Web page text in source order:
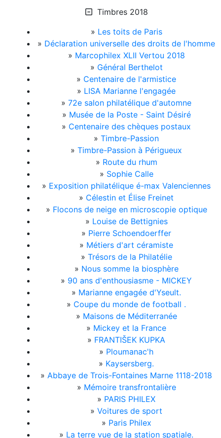
Timbres 2018
» Les toits de Paris
» Déclaration universelle des droits de l'homme
» Marcophilex XLII Vertou 2018
» Général Berthelot
» Centenaire de l'armistice
» LISA Marianne l'engagée
» 72e salon philatélique d'automne
» Musée de la Poste - Saint Désiré
» Centenaire des chèques postaux
» Timbre-Passion
» Timbre-Passion à Périgueux
» Route du rhum
» Sophie Calle
» Exposition philatélique é-max Valenciennes
» Célestin et Élise Freinet
» Flocons de neige en microscopie optique
» Louise de Bettignies
» Pierre Schoendoerffer
» Métiers d'art céramiste
» Trésors de la Philatélie
» Nous somme la biosphère
» 90 ans d'enthousiasme - MICKEY
» Marianne engagée d'Yseult.
» Coupe du monde de football .
» Maisons de Méditerranée
» Mickey et la France
» FRANTIŠEK KUPKA
» Ploumanac'h
» Kaysersberg.
» Abbaye de Trois-Fontaines Marne 1118-2018
» Mémoire transfrontalière
» PARIS PHILEX
» Voitures de sport
» Paris Philex
» La terre vue de la station spatiale.